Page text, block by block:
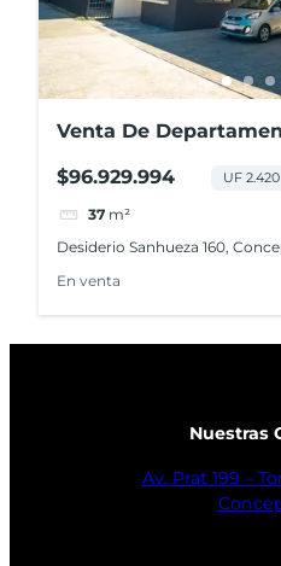
Venta De
$96.929.994 UF 2.420
37 m²
Desiderio Sanhueza 160,
En venta
Nuestras
Av. Prat 199 –